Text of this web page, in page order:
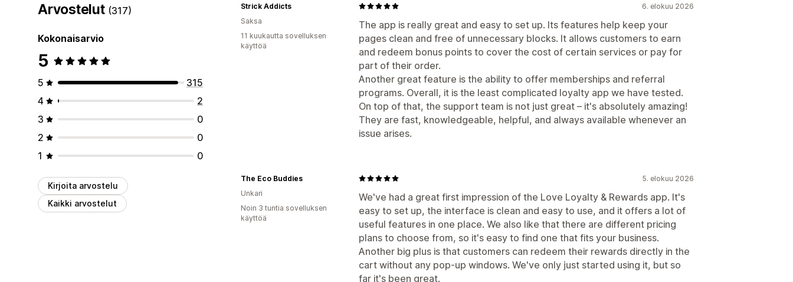
Arvostelut (317)
Kokonaisarvio
5
5
315
4
2
3
0
2
0
1
0
Kirjoita arvostelu
Kaikki arvostelut
6. elokuu 2026
The app is really great and easy to set up. Its features help keep your
pages clean and free of unnecessary blocks. It allows customers to earn
and redeem bonus points to cover the cost of certain services or pay for
part of their order.
Another great feature is the ability to offer memberships and referral
programs. Overall, it is the least complicated loyalty app we have tested.
On top of that, the support team is not just great – it's absolutely amazing!
They are fast, knowledgeable, helpful, and always available whenever an
issue arises.
Strick Addicts
Saksa
11 kuukautta sovelluksen
käyttöä
5. elokuu 2026
We've had a great first impression of the Love Loyalty & Rewards app. It's
easy to set up, the interface is clean and easy to use, and it offers a lot of
useful features in one place. We also like that there are different pricing
plans to choose from, so it's easy to find one that fits your business.
Another big plus is that customers can redeem their rewards directly in the
cart without any pop-up windows. We've only just started using it, but so
far it's been great.
The Eco Buddies
Unkari
Noin 3 tuntia sovelluksen
käyttöä